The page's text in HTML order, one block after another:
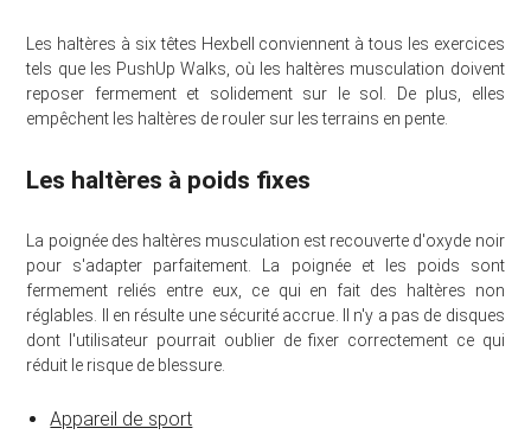
Les haltères à six têtes Hexbell conviennent à tous les exercices
tels que les PushUp Walks, où les haltères musculation doivent
reposer fermement et solidement sur le sol. De plus, elles
empêchent les haltères de rouler sur les terrains en pente.
Les haltères à poids fixes
La poignée des haltères musculation est recouverte d'oxyde noir
pour s'adapter parfaitement. La poignée et les poids sont
fermement reliés entre eux, ce qui en fait des haltères non
réglables. Il en résulte une sécurité accrue. Il n'y a pas de disques
dont l'utilisateur pourrait oublier de fixer correctement ce qui
réduit le risque de blessure.
Appareil de sport